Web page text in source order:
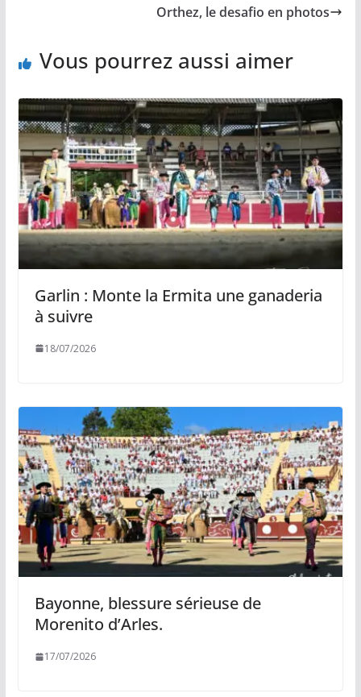
Orthez, le desafio en photos
Vous pourrez aussi aimer
Garlin : Monte la Ermita une ganaderia
à suivre
18/07/2026
Bayonne, blessure sérieuse de
Morenito d’Arles.
17/07/2026